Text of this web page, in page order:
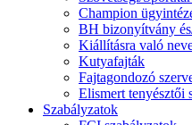
Champion
BH bizonyítvány
Kiállításra való
Kutyafajták
Fajtagondozó
Elismert tenyésztői
Szabályzatok